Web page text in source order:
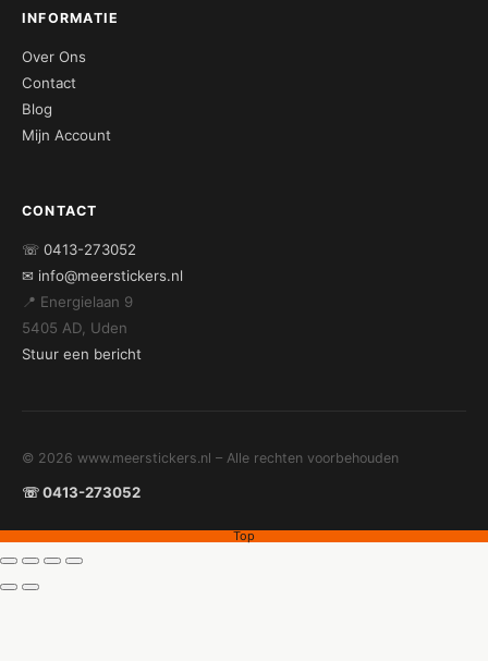
INFORMATIE
Over Ons
Contact
Blog
Mijn Account
CONTACT
☏ 0413-273052
✉ info@meerstickers.nl
📍 Energielaan 9
5405 AD, Uden
Stuur een bericht
© 2026 www.meerstickers.nl – Alle rechten voorbehouden
☏ 0413-273052
Top